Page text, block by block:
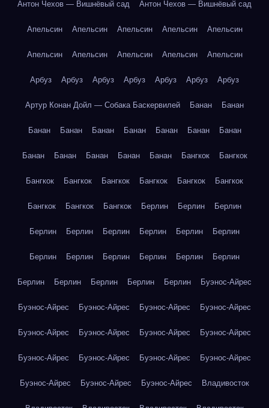
Антон Чехов — Вишнёвый сад Антон Чехов — Вишнёвый сад
Апельсин Апельсин Апельсин Апельсин Апельсин
Апельсин Апельсин Апельсин Апельсин Апельсин
Арбуз Арбуз Арбуз Арбуз Арбуз Арбуз Арбуз
Артур Конан Дойл — Собака Баскервилей Банан Банан
Банан Банан Банан Банан Банан Банан Банан
Банан Банан Банан Банан Банан Бангкок Бангкок
Бангкок Бангкок Бангкок Бангкок Бангкок Бангкок
Бангкок Бангкок Бангкок Берлин Берлин Берлин
Берлин Берлин Берлин Берлин Берлин Берлин
Берлин Берлин Берлин Берлин Берлин Берлин
Берлин Берлин Берлин Берлин Берлин Буэнос-Айрес
Буэнос-Айрес Буэнос-Айрес Буэнос-Айрес Буэнос-Айрес
Буэнос-Айрес Буэнос-Айрес Буэнос-Айрес Буэнос-Айрес
Буэнос-Айрес Буэнос-Айрес Буэнос-Айрес Буэнос-Айрес
Буэнос-Айрес Буэнос-Айрес Буэнос-Айрес Владивосток